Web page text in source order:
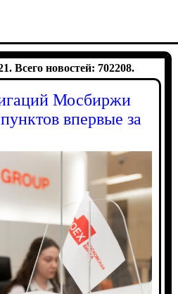
Всего новостей: 702208.
Мосбиржи
впервые за